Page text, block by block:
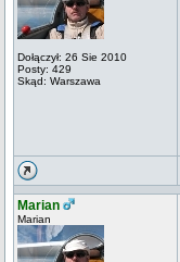
Dołączył: 26 Sie 2010
Posty: 429
Skąd: Warszawa
Marian
Marian